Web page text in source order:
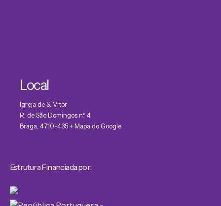
Local
Igreja de S. Vitor
R. de São Domingos n.º 4
Braga 4710-435+ Mapa do Google
Estrutura Financiada por: